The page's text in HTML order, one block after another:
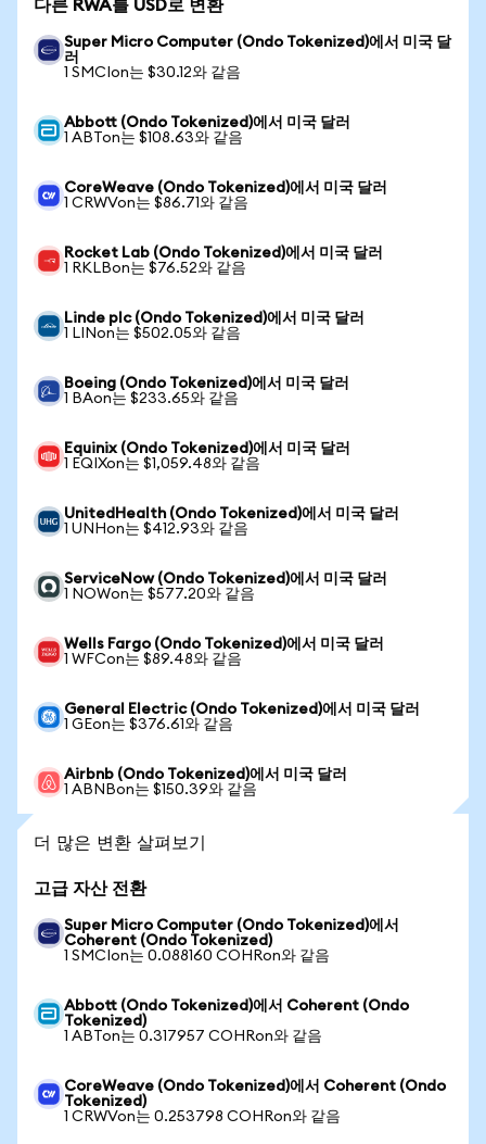
다른 RWA를 USD로 변환
Super Micro Computer (Ondo Tokenized)에서 미국 달
러
1 SMCIon는 $30.12와 같음
Abbott (Ondo Tokenized)에서 미국 달러
1 ABTon는 $108.63와 같음
CoreWeave (Ondo Tokenized)에서 미국 달러
1 CRWVon는 $86.71와 같음
Rocket Lab (Ondo Tokenized)에서 미국 달러
1 RKLBon는 $76.52와 같음
Linde plc (Ondo Tokenized)에서 미국 달러
1 LINon는 $502.05와 같음
Boeing (Ondo Tokenized)에서 미국 달러
1 BAon는 $233.65와 같음
Equinix (Ondo Tokenized)에서 미국 달러
1 EQIXon는 $1,059.48와 같음
UnitedHealth (Ondo Tokenized)에서 미국 달러
1 UNHon는 $412.93와 같음
ServiceNow (Ondo Tokenized)에서 미국 달러
1 NOWon는 $577.20와 같음
Wells Fargo (Ondo Tokenized)에서 미국 달러
1 WFCon는 $89.48와 같음
General Electric (Ondo Tokenized)에서 미국 달러
1 GEon는 $376.61와 같음
Airbnb (Ondo Tokenized)에서 미국 달러
1 ABNBon는 $150.39와 같음
더 많은 변환 살펴보기
고급 자산 전환
Super Micro Computer (Ondo Tokenized)에서
Coherent (Ondo Tokenized)
1 SMCIon는 0.088160 COHRon와 같음
Abbott (Ondo Tokenized)에서 Coherent (Ondo
Tokenized)
1 ABTon는 0.317957 COHRon와 같음
CoreWeave (Ondo Tokenized)에서 Coherent (Ondo
Tokenized)
1 CRWVon는 0.253798 COHRon와 같음